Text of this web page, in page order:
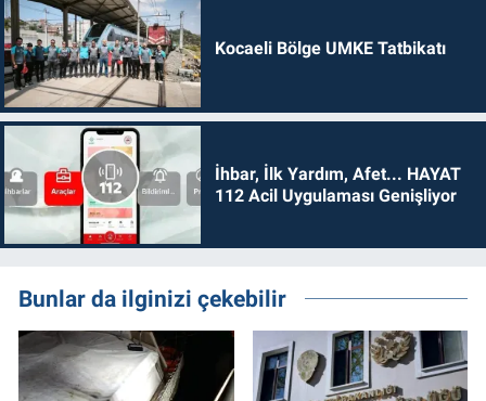
Kocaeli Bölge UMKE Tatbikatı
İhbar, İlk Yardım, Afet... HAYAT
112 Acil Uygulaması Genişliyor
Bunlar da ilginizi çekebilir